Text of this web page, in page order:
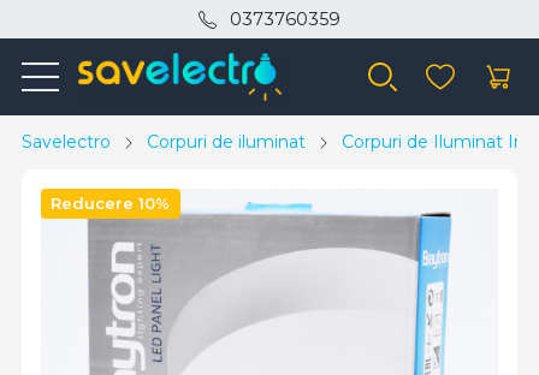
0373760359
Savelectro Corpuri de iluminat Corpuri de Iluminat
Reducere 10%